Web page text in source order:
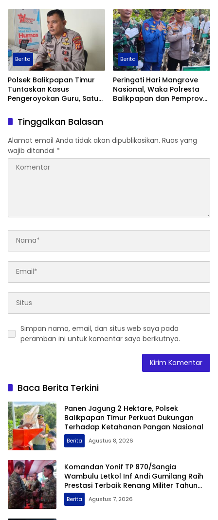
1413/Buton Kian Terbentuk
Berita
Polsek Balikpapan Timur
Tuntaskan Kasus
Pengeroyokan Guru, Satu
Dua Anak Berhadapan
dengan Hukum Wajib
Lapor
Berita
Peringati Hari Mangrove
Nasional, Waka Polresta
Balikpapan dan Pemprov
Tinggalkan Balasan
Alamat email Anda tidak akan dipublikasikan. Ruas yang
wajib ditandai *
Simpan nama, email, dan situs web saya pada
peramban ini untuk komentar saya berikutnya.
Baca Berita Terkini
Panen Jagung 2 Hektare, Polsek
Balikpapan Timur Perkuat Dukungan
Terhadap Ketahanan Pangan Nasional
Berita Agustus 8, 2026
Komandan Yonif TP 870/Sangia
Wambulu Letkol Inf Andi Gumilang Raih
Prestasi Terbaik Renang Militer Tahun
2026
Berita Agustus 7, 2026